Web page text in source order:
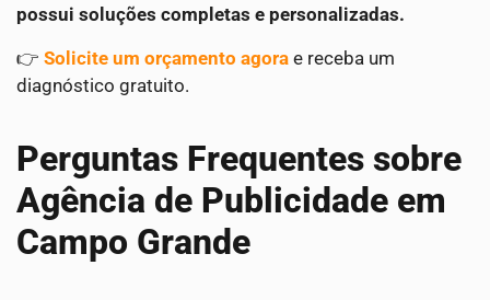
possui soluções completas e personalizadas.
👉 Solicite um orçamento agora e receba um
diagnóstico gratuito.
Perguntas Frequentes sobre
Agência de Publicidade em
Campo Grande